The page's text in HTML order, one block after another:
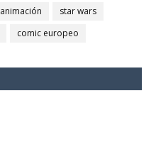
animación
star wars
comic europeo